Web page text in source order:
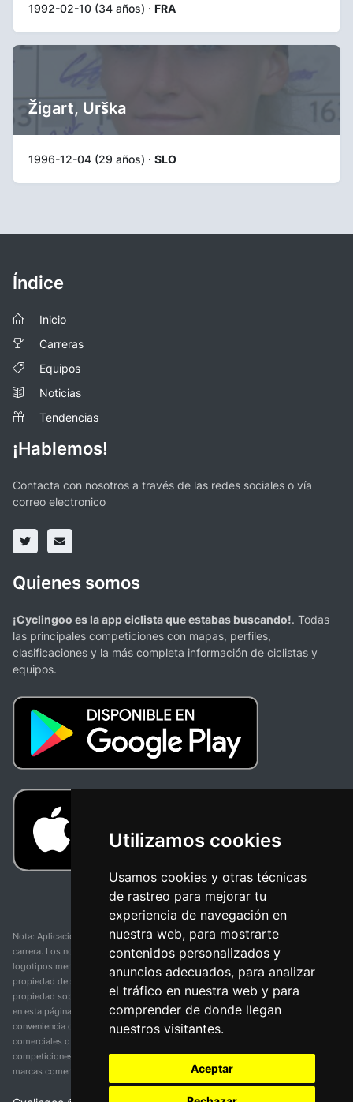
Utilizamos cookies
Usamos cookies y otras técnicas
de rastreo para mejorar tu
experiencia de navegación en
nuestra web, para mostrarte
contenidos personalizados y
anuncios adecuados, para analizar
el tráfico en nuestra web y para
comprender de donde llegan
nuestros visitantes.
Aceptar
1992-02-10 (34 años) · FRA
Žigart, Urška
1996-12-04 (29 años) · SLO
Índice
Inicio
Carreras
Equipos
Noticias
Tendencias
¡Hablemos!
Contacta con nosotros a través de las redes sociales o vía
correo electronico
Quienes somos
¡Cyclingoo es la app ciclista que estabas buscando!. Todas
las principales competiciones con mapas, perfiles,
clasificaciones y la más completa información de ciclistas y
equipos.
Nota: Aplicación y web no oficial y no relacionada con ninguna organización o
carrera. Los nombres de equipos, competiciones, marcas comerciales y
logotipos mencionados en esta página de resultados de ciclismo son
propiedad de sus respectivos dueños. No tenemos afiliación, patrocinio ni
propiedad sobre estas marcas comerciales. Toda la información proporcionada
en esta página se presenta únicamente con fines informativos y para la
conveniencia de nuestros usuarios. Cualquier uso de nombres, marcas
comerciales o logotipos tiene el único propósito de identificar equipos y
competiciones y no implica asociación o respaldo. Todos los derechos de las
marcas comerciales mencionadas aquí pertenecen a sus propietarios legítimos.